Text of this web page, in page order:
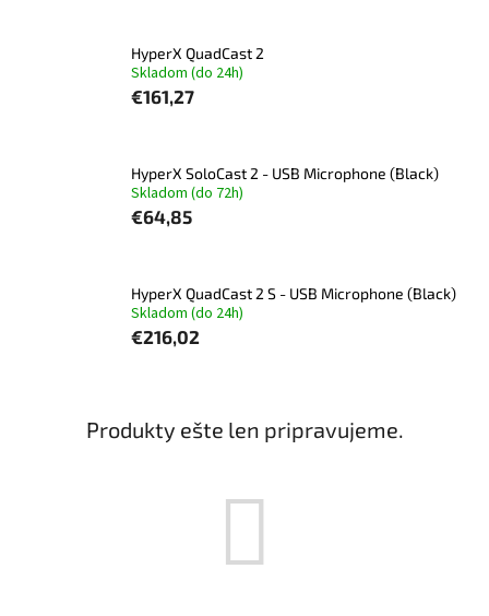
HyperX QuadCast 2
Skladom (do 24h)
€161,27
HyperX SoloCast 2 - USB Microphone (Black)
Skladom (do 72h)
€64,85
HyperX QuadCast 2 S - USB Microphone (Black)
Skladom (do 24h)
€216,02
Produkty ešte len pripravujeme.